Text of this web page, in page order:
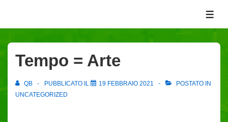
contenuto
principale
Tempo = Arte
QB PUBBLICATO IL 19 FEBBRAIO 2021
POSTATO IN
UNCATEGORIZED